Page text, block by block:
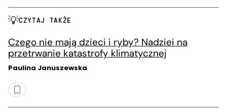
CZYTAJ TAKŻE
Czego nie mają dzieci i ryby? Nadziei na
przetrwanie katastrofy klimatycznej
Paulina Januszewska